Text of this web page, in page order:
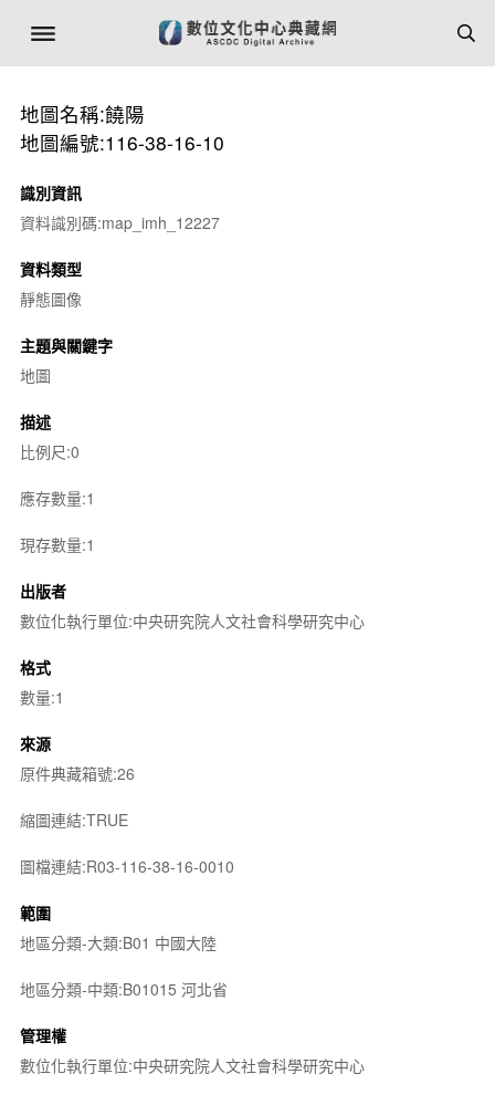
地圖名稱:饒陽
地圖編號:116-38-16-10
識別資訊
資料識別碼:map_imh_12227
資料類型
靜態圖像
主題與關鍵字
地圖
描述
比例尺:0
應存數量:1
現存數量:1
出版者
數位化執行單位:中央研究院人文社會科學研究中心
格式
數量:1
來源
原件典藏箱號:26
縮圖連結:TRUE
圖檔連結:R03-116-38-16-0010
範圍
地區分類-大類:B01 中國大陸
地區分類-中類:B01015 河北省
管理權
數位化執行單位:中央研究院人文社會科學研究中心